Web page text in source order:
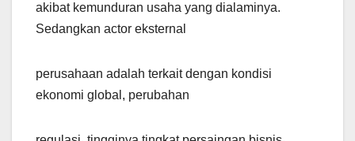
akibat kemunduran usaha yang dialaminya.
Sedangkan actor eksternal
perusahaan adalah terkait dengan kondisi
ekonomi global, perubahan